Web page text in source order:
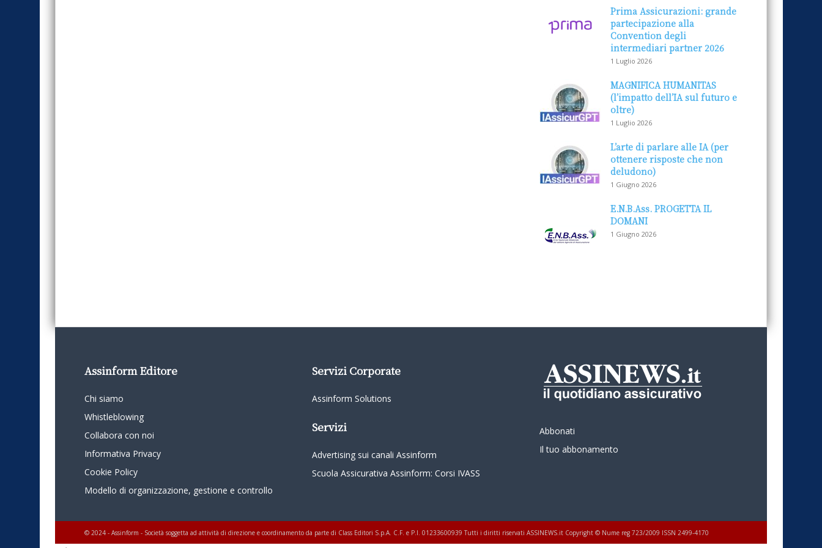
Prima Assicurazioni: grande
partecipazione alla
Convention degli
intermediari partner 2026
1 Luglio 2026
MAGNIFICA HUMANITAS
(l’impatto dell’IA sul futuro e
oltre)
1 Luglio 2026
L’arte di parlare alle IA (per
ottenere risposte che non
deludono)
1 Giugno 2026
E.N.B.Ass. PROGETTA IL
DOMANI
1 Giugno 2026
Assinform Editore
Chi siamo
Whistleblowing
Collabora con noi
Informativa Privacy
Cookie Policy
Modello di organizzazione, gestione e controllo
Servizi Corporate
Assinform Solutions
Servizi
Advertising sui canali Assinform
Scuola Assicurativa Assinform: Corsi IVASS
Abbonati
Il tuo abbonamento
© 2024 - Assinform - Società soggetta ad attività di direzione e coordinamento da parte di Class Editori S.p.A. C.F. e P.I. 01233600939 Tutti i diritti riservati ASSINEWS.it Copyright © Nume reg 723/2009 ISSN 2499-4170